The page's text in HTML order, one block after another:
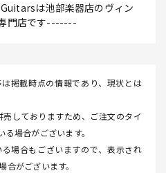
は池部楽器店のヴィン
門店です-------
掲載時点の情報であり、現状とは
しておりますため、ご注文のタイ
場合がございます。
場合もございますので、表示され
合がございます。